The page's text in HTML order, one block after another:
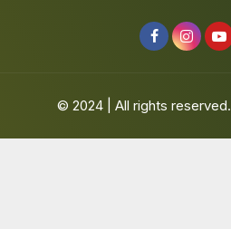
© 2024 | All rights reserved.